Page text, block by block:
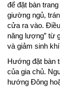
để đặt bàn
giường ngủ,
cửa ra vào.
năng lượng” từ
và giảm sinh
Hướng đặt bàn
của gia chủ.
hướng Đông